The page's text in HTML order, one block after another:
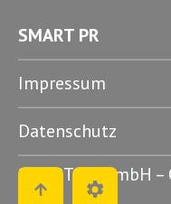
SMART PR
Impressum
Datenschutz
SMART PR GmbH